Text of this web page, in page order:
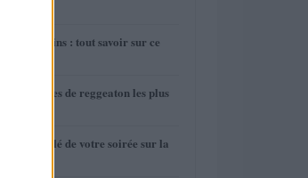
alpins : tout savoir sur ce
les artistes de reggeaton les plus
télé de votre soirée sur la